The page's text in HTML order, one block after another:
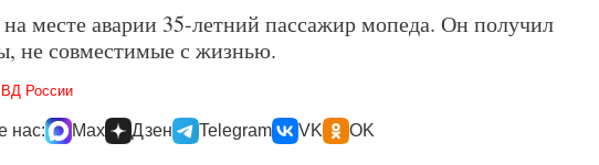
месте аварии 35-летний пассажир мопеда. Он получил
не совместимые с жизнью.
России
нас: Max Дзен Telegram VK OK